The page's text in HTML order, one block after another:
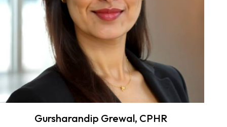
Gursharandip Grewal, CPHR